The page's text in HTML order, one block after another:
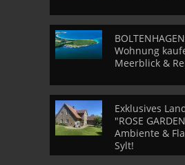
Wohnung
Meerblick &
Exklusives
"ROSE
Ambiente &
Sylt!